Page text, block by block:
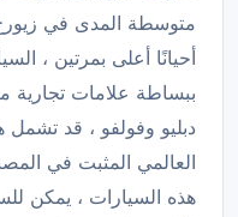
متوسطة المدى في
أحيانًا أعلى بمرتين ،
ببساطة علامات
دبليو وفولفو ، قد تشمل
العالمي المثبت في
هذه السيارات ، يمكن